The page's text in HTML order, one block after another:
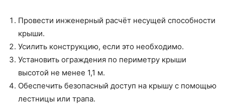
Провести инженерный расчёт несущей способности
крыши.
Усилить конструкцию, если это необходимо.
Установить ограждения по периметру крыши
высотой не менее 1,1 м.
Обеспечить безопасный доступ на крышу с помощью
лестницы или трапа.